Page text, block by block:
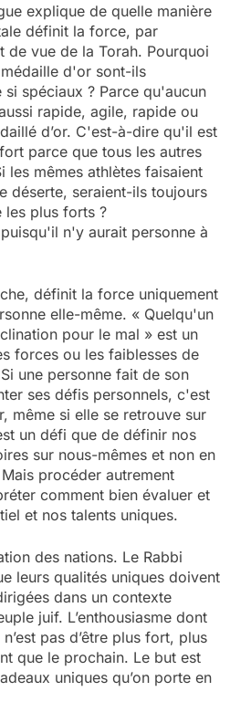
explique de quelle manière
définit la force, par
de vue de la Torah. Pourquoi
d'or sont-ils
spéciaux ? Parce qu'aucun
rapide, agile, rapide ou
d’or. C'est-à-dire qu'il est
parce que tous les autres
les mêmes athlètes faisaient
déserte, seraient-ils toujours
les plus forts ?
n'y aurait personne à
définit la force uniquement
elle-même. « Quelqu'un
pour le mal » est un
forces ou les faiblesses de
une personne fait de son
ses défis personnels, c'est
même si elle se retrouve sur
un défi que de définir nos
sur nous-mêmes et non en
procéder autrement
comment bien évaluer et
et nos talents uniques.
des nations. Le Rabbi
leurs qualités uniques doivent
dans un contexte
juif. L’enthousiasme dont
pas d’être plus fort, plus
que le prochain. Le but est
uniques qu’on porte en